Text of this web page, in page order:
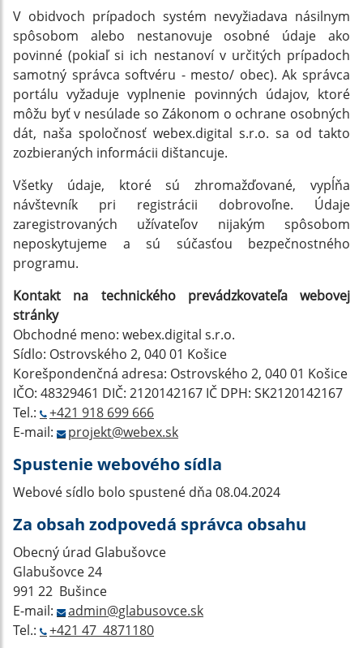
V obidvoch prípadoch systém nevyžiadava násilnym
spôsobom alebo nestanovuje osobné údaje ako
povinné (pokiaľ si ich nestanoví v určitých prípadoch
samotný správca softvéru - mesto/ obec). Ak správca
portálu vyžaduje vyplnenie povinných údajov, ktoré
môžu byť v nesúlade so Zákonom o ochrane osobných
dát, naša spoločnosť webex.digital s.r.o. sa od takto
zozbieraných informácii dištancuje.
Všetky údaje, ktoré sú zhromažďované, vypĺňa
návštevník pri registrácii dobrovoľne. Údaje
zaregistrovaných užívateľov nijakým spôsobom
neposkytujeme a sú súčasťou bezpečnostného
programu.
Kontakt na technického prevádzkovateľa webovej
stránky
Obchodné meno: webex.digital s.r.o.
Sídlo: Ostrovského 2, 040 01 Košice
Korešpondenčná adresa: Ostrovského 2, 040 01 Košice
IČO: 48329461 DIČ: 2120142167 IČ DPH: SK2120142167
Tel.:
+421 918 699 666
E-mail:
projekt@webex.sk
Spustenie webového sídla
Webové sídlo bolo spustené dňa 08.04.2024
Za obsah zodpovedá správca obsahu
Obecný úrad Glabušovce
Glabušovce 24
991 22 Bušince
E-mail:
admin@glabusovce.sk
Tel.:
+421 47 4871180